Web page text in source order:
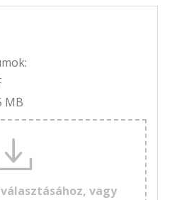
MB
vagy